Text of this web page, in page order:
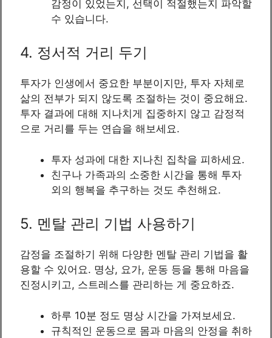
감정이 있었는지, 선택이 적절했는지 파악할
수 있습니다.
4. 정서적 거리 두기
투자가 인생에서 중요한 부분이지만, 투자 자체로
삶의 전부가 되지 않도록 조절하는 것이 중요해요.
투자 결과에 대해 지나치게 집중하지 않고 감정적
으로 거리를 두는 연습을 해보세요.
투자 성과에 대한 지나친 집착을 피하세요.
친구나 가족과의 소중한 시간을 통해 투자
외의 행복을 추구하는 것도 추천해요.
5. 멘탈 관리 기법 사용하기
감정을 조절하기 위해 다양한 멘탈 관리 기법을 활
용할 수 있어요. 명상, 요가, 운동 등을 통해 마음을
진정시키고, 스트레스를 관리하는 게 중요하죠.
하루 10분 정도 명상 시간을 가져보세요.
규칙적인 운동으로 몸과 마음의 안정을 취하